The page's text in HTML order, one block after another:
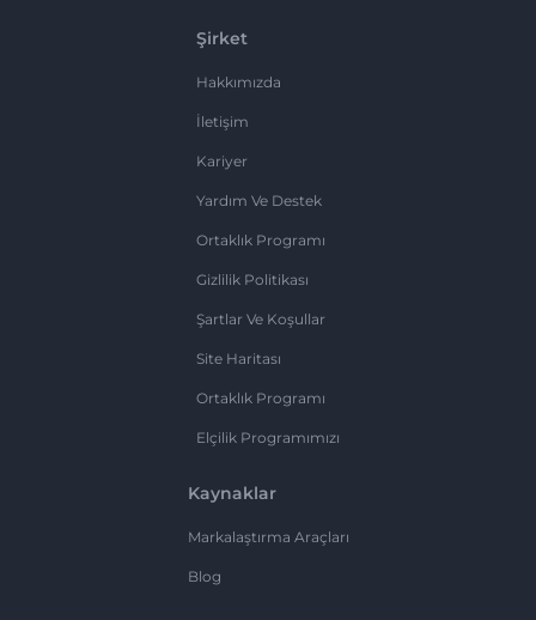
Şirket
Hakkımızda
İletişim
Kariyer
Yardım Ve Destek
Ortaklık Programı
Gizlilik Politikası
Şartlar Ve Koşullar
Site Haritası
Ortaklık Programı
Elçilik Programımızı
Kaynaklar
Markalaştırma Araçları
Blog